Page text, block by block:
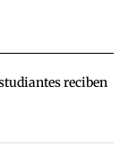
reciben